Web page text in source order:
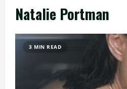
Natalie Portman
3 MIN READ